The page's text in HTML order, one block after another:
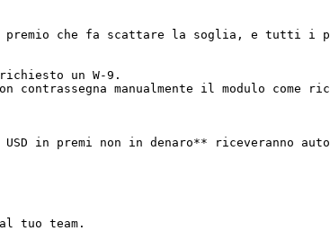
premio che fa scattare la soglia, e tutti i
un W-9.
manualmente il modulo come
in premi non in denaro** riceveranno
tuo team.